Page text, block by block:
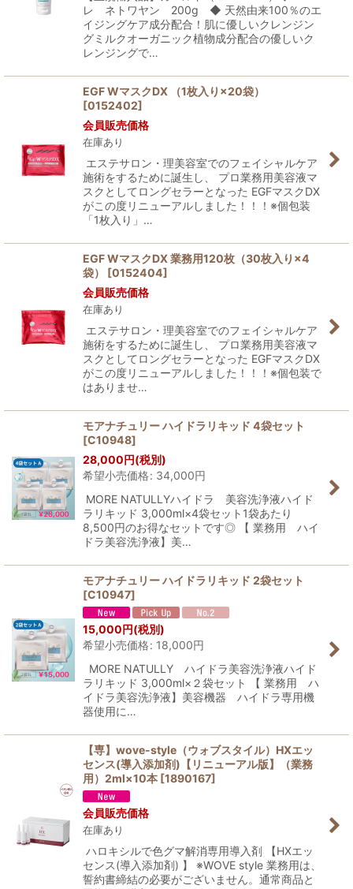
レ ネトワヤン 200g ◆ 天然由来100％のエ
イジングケア成分配合！肌に優しいクレンジン
グミルクオーガニック植物成分配合の優しいク
レンジングで…
EGF WマスクDX （1枚入り×20袋）
[0152402]
会員販売価格
在庫あり
エステサロン・理美容室でのフェイシャルケア
施術をするために誕生し、 プロ業務用美容液マ
スクとしてロングセラーとなった EGFマスクDX
がこの度リニューアルしました！！！※個包装
「1枚入り」…
EGF WマスクDX 業務用120枚（30枚入り×4
袋）
[0152404]
会員販売価格
在庫あり
エステサロン・理美容室でのフェイシャルケア
施術をするために誕生し、 プロ業務用美容液マ
スクとしてロングセラーとなった EGFマスクDX
がこの度リニューアルしました！！！※個包装で
はありませ…
モアナチュリー ハイドラリキッド 4袋セット
[C10948]
28,000円(税別)
希望小売価格: 34,000円
MORE NATULLYハイドラ 美容洗浄液ハイド
ラリキッド 3,000ml×4袋セット1袋あたり
8,500円のお得なセットです◎ 【 業務用 ハイ
ドラ美容洗浄液】美…
モアナチュリー ハイドラリキッド 2袋セット
[C10947]
15,000円(税別)
希望小売価格: 18,000円
MORE NATULLY ハイドラ美容洗浄液ハイド
ラリキッド 3,000ml×２袋セット 【 業務用 ハ
イドラ美容洗浄液】美容機器 ハイドラ専用機
器使用に…
【専】wove-style（ウォブスタイル）HXエッ
センス(導入添加剤)【リニューアル版】（業務
用）2ml×10本 [1890167]
会員販売価格
在庫あり
ハロキシルで色グマ解消専用導入剤 【HXエッ
センス(導入添加剤) 】 ※WOVE style 業務用は、
誓約書締結の必要がございません。通常商品と